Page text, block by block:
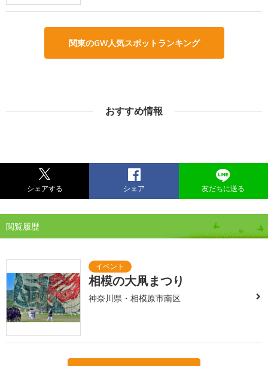
関東のGW人気スポットランキング
おすすめ情報
シェアする シェア 友だちに送る
閲覧履歴
相模の大凧まつり
神奈川県・相模原市南区